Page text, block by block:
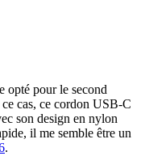
opté pour le second
cas, ce cordon USB-C
son design en nylon
il me semble être un
.